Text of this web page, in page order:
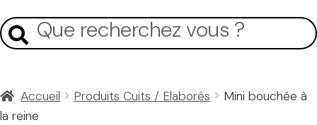
navigation
Mon Compte
Recherche
pour :
Recherche
Accueil Produits Cuits / Elaborés
Mini bouchée à
la reine